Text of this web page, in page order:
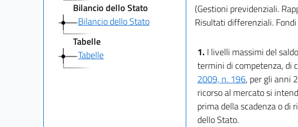
Bilancio dello Stato
Bilancio dello Stato
Tabelle
Tabelle
(Gestioni previdenziali.
Risultati differenziali.
1. I livelli massimi del
termini di competenza, di
2009, n. 196, per gli anni
ricorso al mercato si
prima della scadenza o
dello Stato.